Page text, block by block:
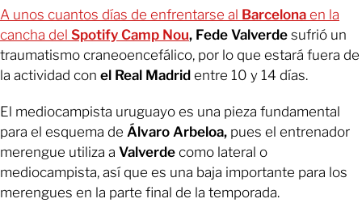
A unos cuantos días de enfrentarse al Barcelona en la
cancha del Spotify Camp Nou, Fede Valverde sufrió un
traumatismo craneoencefálico, por lo que estará fuera de
la actividad con el Real Madrid entre 10 y 14 días.
El mediocampista uruguayo es una pieza fundamental
para el esquema de Álvaro Arbeloa, pues el entrenador
merengue utiliza a Valverde como lateral o
mediocampista, así que es una baja importante para los
merengues en la parte final de la temporada.